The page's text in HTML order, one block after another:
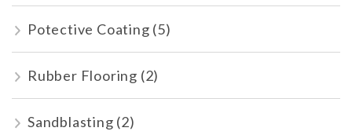
Potective Coating (5)
Rubber Flooring (2)
Sandblasting (2)